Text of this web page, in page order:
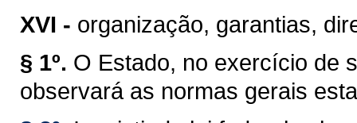
XVI - organização, garantias,
§ 1º. O Estado, no exercício de
observará as normas gerais